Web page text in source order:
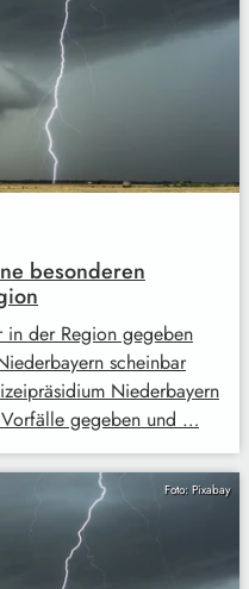
besonderen
der Region gegeben
scheinbar
Niederbayern
Vorfälle gegeben und …
Foto: Pixabay